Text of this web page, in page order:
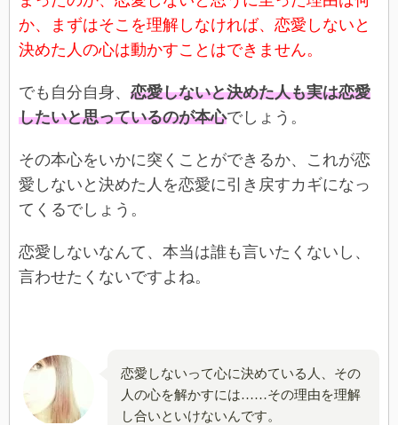
か、まずはそこを理解しなければ、恋愛しないと
決めた人の心は動かすことはできません。
でも自分自身、 恋愛しないと決めた人も実は恋愛
したいと思っているのが本心でしょう。
その本心をいかに突くことができるか、これが恋
愛しないと決めた人を恋愛に引き戻すカギになっ
てくるでしょう。
恋愛しないなんて、本当は誰も言いたくないし、
言わせたくないですよね。
恋愛しないって心に決めている人、その
人の心を解かすには……その理由を理解
し合いといけないんです。